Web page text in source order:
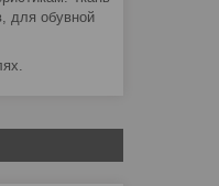
для обувной